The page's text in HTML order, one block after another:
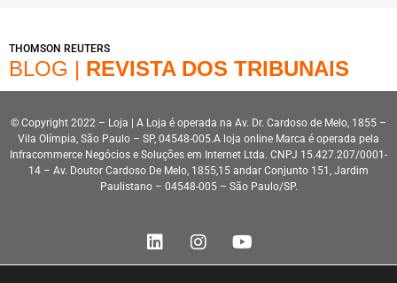
THOMSON REUTERS
BLOG | REVISTA DOS TRIBUNAIS
© Copyright 2022 – Loja | A Loja é operada na Av. Dr. Cardoso de Melo, 1855 –
Vila Olímpia, São Paulo – SP, 04548-005.A loja online Marca é operada pela
Infracommerce Negócios e Soluções em Internet Ltda. CNPJ 15.427.207/0001-
14 – Av. Doutor Cardoso De Melo, 1855,15 andar Conjunto 151, Jardim
Paulistano – 04548-005 – São Paulo/SP.